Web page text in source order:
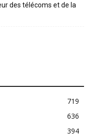
des télécoms et de la
719
636
394